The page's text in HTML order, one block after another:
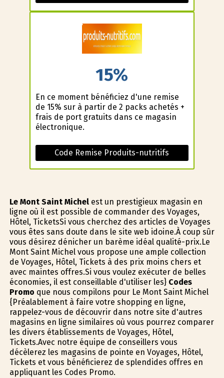
15%
En ce moment bénéficiez d'une remise
de 15% sur à partir de 2 packs achetés +
frais de port gratuits dans ce magasin
électronique.
Code Remise Produits-nutritifs
Le Mont Saint Michelest un prestigieux magasin en
ligne où il est possible de commander des Voyages,
Hôtel, TicketsSi vous cherchez des articles de Voyages
vous êtes sans doute dans le site web idoine.À coup sûr
vous désirez dénicher un barème idéal qualité-prix.Le
Mont Saint Michel vous propose une ample collection
de Voyages, Hôtel, Tickets à des prix moins chers et
avec maintes offres.Si vous voulez exécuter de belles
économies, il est conseillable d'utiliser les} Codes
Promo que nous compilons pour Le Mont Saint Michel
{Préalablement à faire votre shopping en ligne,
rappelez-vous de découvrir dans notre site d'autres
magasins en ligne similaires où vous pourrez comparer
les divers établissements de Voyages, Hôtel,
Tickets.Avec notre équipe de conseillers vous
décèlerez les magasins de pointe en Voyages, Hôtel,
Tickets et vous bénéficierez de splendides offres en
appliquant les Codes Promo.